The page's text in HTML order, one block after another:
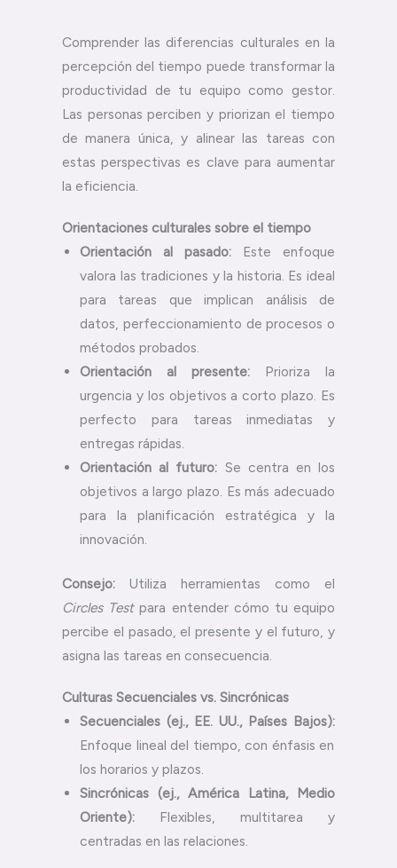
Comprender las diferencias culturales en la
percepción del tiempo puede transformar la
productividad de tu equipo como gestor.
Las personas perciben y priorizan el tiempo
de manera única, y alinear las tareas con
estas perspectivas es clave para aumentar
la eficiencia.
Orientaciones culturales sobre el tiempo
Orientación al pasado: Este enfoque
valora las tradiciones y la historia. Es ideal
para tareas que implican análisis de
datos, perfeccionamiento de procesos o
métodos probados.
Orientación al presente: Prioriza la
urgencia y los objetivos a corto plazo. Es
perfecto para tareas inmediatas y
entregas rápidas.
Orientación al futuro: Se centra en los
objetivos a largo plazo. Es más adecuado
para la planificación estratégica y la
innovación.
Consejo: Utiliza herramientas como el
Circles Testpara entender cómo tu equipo
percibe el pasado, el presente y el futuro, y
asigna las tareas en consecuencia.
Culturas Secuenciales vs. Sincrónicas
Secuenciales (ej., EE. UU., Países Bajos):
Enfoque lineal del tiempo, con énfasis en
los horarios y plazos.
Sincrónicas (ej., América Latina, Medio
Oriente): Flexibles, multitarea y
centradas en las relaciones.